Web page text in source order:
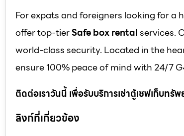
For expats and foreigners looking for a
offer top-tierSafe box rentalservices.
world-class security. Located in the
ensure 100% peace of mind with 24/7
ติดต่อเราวันนี้ เพื่อรับบริการเช่าตู้เซฟเก็บ
ลิงก์ที่เกี่ยวข้อง